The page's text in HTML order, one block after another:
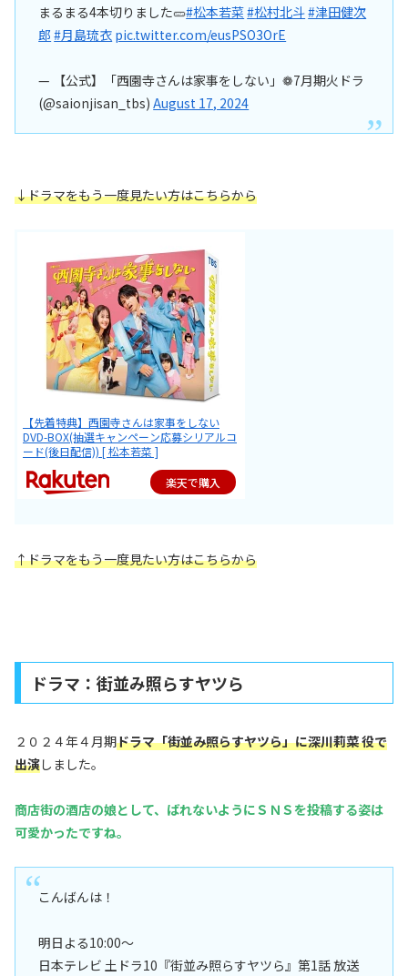
まるまる4本切りました🥒#松本若菜#松村北斗#津田健次
郎 #月島琉衣 pic.twitter.com/eusPSO3OrE
— 【公式】「西園寺さんは家事をしない︎」❁7月期火ドラ
(@saionjisan_tbs)August 17, 2024
↓ドラマをもう一度見たい方はこちらから
【先着特典】西園寺さんは家事をしない
DVD-BOX(抽選キャンペーン応募シリアルコ
ード(後日配信)) [ 松本若菜 ]
楽天で購入
↑ドラマをもう一度見たい方はこちらから
ドラマ：街並み照らすヤツら
２０２４年４月期ドラマ「街並み照らすヤツら」に深川莉菜 役で
出演しました。
商店街の酒店の娘として、ばれないようにＳＮＳを投稿する姿は
可愛かったですね。
こんばんは！
明日よる10:00〜
日本テレビ 土ドラ10『街並み照らすヤツら』第1話 放送